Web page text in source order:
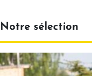
Notre sélection